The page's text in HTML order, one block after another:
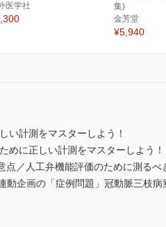
医学社
集)
金芳堂
¥5,940
い計測をマスターしよう！
めに正しい計測をマスターしよう
／人工弁機能評価のために測る
企画の「症例問題」冠動脈三枝